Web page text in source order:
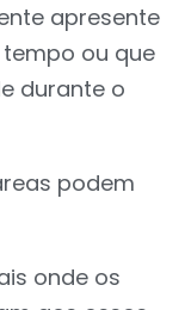
apresente
ou que
durante o
podem
onde os